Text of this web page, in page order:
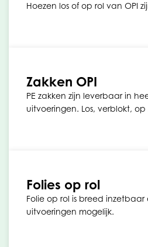
Hoezen los of op rol van OPI
Zakken OPI
PE zakken zijn leverbaar in
uitvoeringen. Los, verblokt,
Folies op rol
Folie op rol is breed inzetbaar
uitvoeringen mogelijk.